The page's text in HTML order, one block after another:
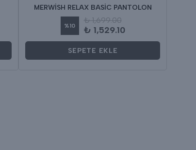
MERWİSH RELAX BASİC PANTOLON
%10
₺ 1,699.00
₺ 1,529.10
SEPETE EKLE